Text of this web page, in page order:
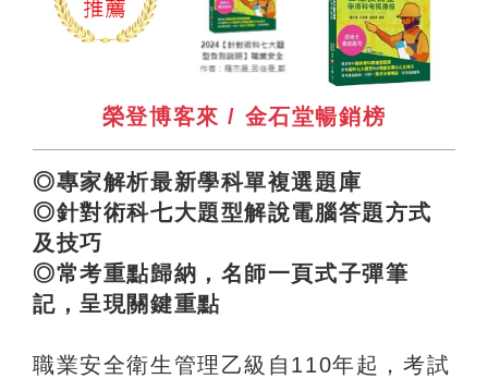
榮登博客來 / 金石堂暢銷榜
◎專家解析最新學科單複選題庫
◎針對術科七大題型解說電腦答題方式
及技巧
◎常考重點歸納，名師一頁式子彈筆
記，呈現關鍵重點
職業安全衛生管理乙級自110年起，考試